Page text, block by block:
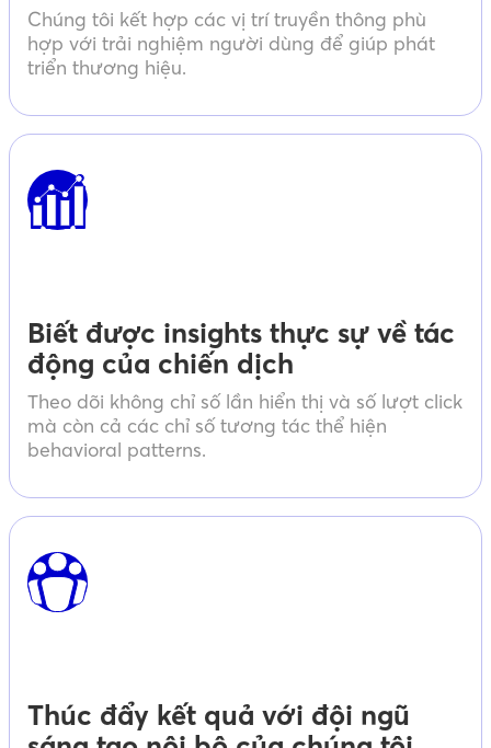
Chúng tôi kết hợp các vị trí truyền thông phù
hợp với trải nghiệm người dùng để giúp phát
triển thương hiệu.
Biết được insights thực sự về tác
động của chiến dịch
Theo dõi không chỉ số lần hiển thị và số lượt click
mà còn cả các chỉ số tương tác thể hiện
behavioral patterns.
Thúc đẩy kết quả với đội ngũ